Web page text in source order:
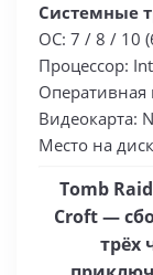
Системные
ОС: 7 / 8 / 10
Процессор:
Оперативная
Видеокарта:
Место на
Tomb
Croft —
трёх